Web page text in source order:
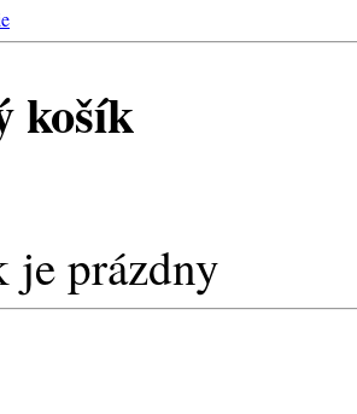
košík
je prázdny